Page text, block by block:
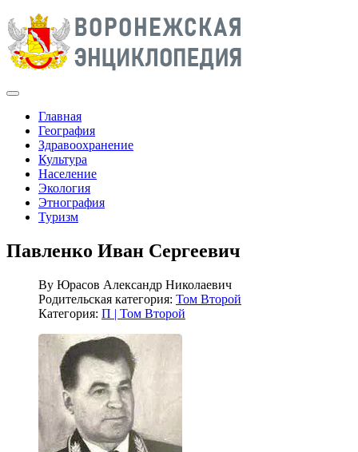
Главная
География
Здравоохранение
Культура
Население
Экология
Этнография
Туризм
Павленко Иван Сергеевич
By Юрасов Александр Николаевич
Родительская категория: Том Второй
Категория: П | Том Второй